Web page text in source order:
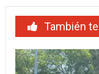
También